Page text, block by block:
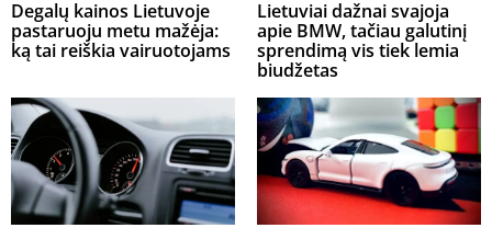
Degalų kainos Lietuvoje
pastaruoju metu mažėja:
ką tai reiškia vairuotojams
Lietuviai dažnai svajoja
apie BMW, tačiau galutinį
sprendimą vis tiek lemia
biudžetas